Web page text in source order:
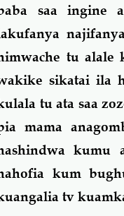
saa ingine
tu alale
sikatai ila
tu ata saa
mama
kumu
kum
tv